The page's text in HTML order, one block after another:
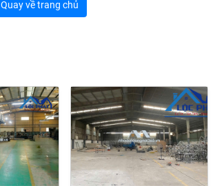
Quay về trang chủ